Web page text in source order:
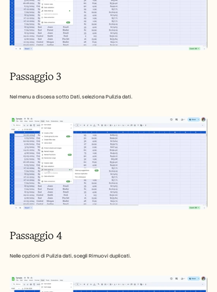
Passaggio 3
Nel menu a discesa sotto Dati, seleziona Pulizia dati.
Passaggio 4
Nelle opzioni di Pulizia dati, scegli Rimuovi duplicati.